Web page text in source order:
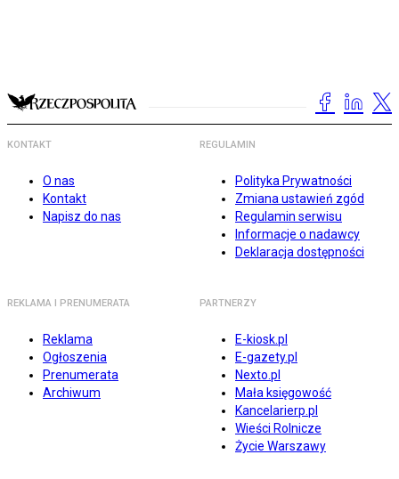
KONTAKT
O nas
Kontakt
Napisz do nas
REGULAMIN
Polityka Prywatności
Zmiana ustawień zgód
Regulamin serwisu
Informacje o nadawcy
Deklaracja dostępności
REKLAMA I PRENUMERATA
Reklama
Ogłoszenia
Prenumerata
Archiwum
PARTNERZY
E-kiosk.pl
E-gazety.pl
Nexto.pl
Mała księgowość
Kancelarierp.pl
Wieści Rolnicze
Życie Warszawy